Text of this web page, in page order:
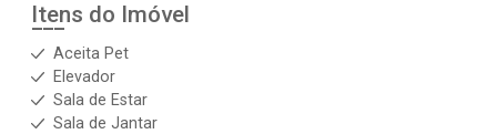
Itens do Imóvel
Aceita Pet
Elevador
Sala de Estar
Sala de Jantar